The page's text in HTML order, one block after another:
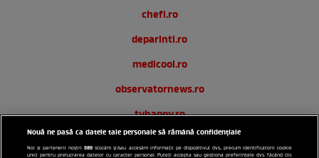
chefi.ro
deparinti.ro
medicool.ro
observatornews.ro
tvhappy.ro
useit.ro
Nouă ne pasă ca datele tale personale să rămână confidențiale
Noi și partenerii noștri589 stocăm și/sau accesăm informații pe dispozitivul dvs., precum identificatorii cookie
unici pentru prelucrarea datelor cu caracter personal. Puteți accepta sau gestiona preferințele dvs. făcând clic